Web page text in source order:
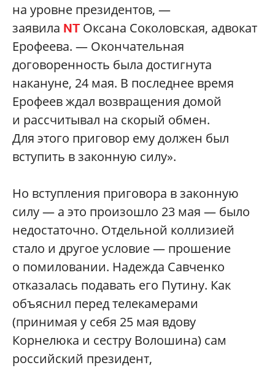
на уровне президентов, —
заявила NT Оксана Соколовская, адвокат
Ерофеева. — Окончательная
договоренность была достигнута
накануне, 24 мая. В последнее время
Ерофеев ждал возвращения домой
и рассчитывал на скорый обмен.
Для этого приговор ему должен был
вступить в законную силу».
Но вступления приговора в законную
силу — а это произошло 23 мая — было
недостаточно. Отдельной коллизией
стало и другое условие — прошение
о помиловании. Надежда Савченко
отказалась подавать его Путину. Как
объяснил перед телекамерами
(принимая у себя 25 мая вдову
Корнелюка и сестру Волошина) сам
российский президент,